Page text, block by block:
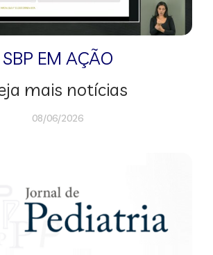
SBP EM AÇÃO
mais notícias
08/06/2026